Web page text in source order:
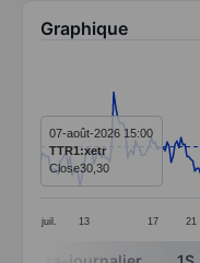
Graphique
Line chart with
The chart has 1 X
The chart has 1 Y
juil. 13 17 21
07-août-2026 15:00
TTR1:xetr
Close30,30
End of interactive